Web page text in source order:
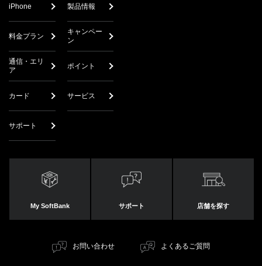
iPhone 製品情報
料金プラン
キャンペー
ン
通信・エリ
ア
ポイント
カード サービス
サポート
My SoftBank サポート 店舗を探す
お問い合わせ よくあるご質問